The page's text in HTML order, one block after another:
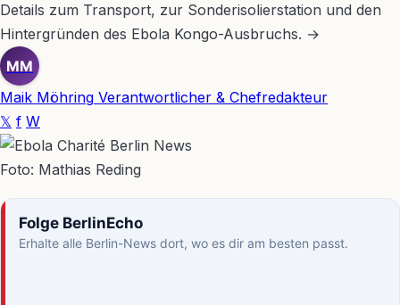
Details zum Transport, zur Sonderisolierstation und den
Hintergründen des Ebola Kongo-Ausbruchs. →
MM
Maik Möhring Verantwortlicher & Chefredakteur
𝕏 f W
Foto: Mathias Reding
Folge BerlinEcho
Erhalte alle Berlin-News dort, wo es dir am besten passt.